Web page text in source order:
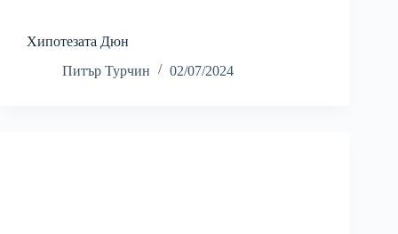
Хипотезата Дюн
Питър Турчин
02/07/2024